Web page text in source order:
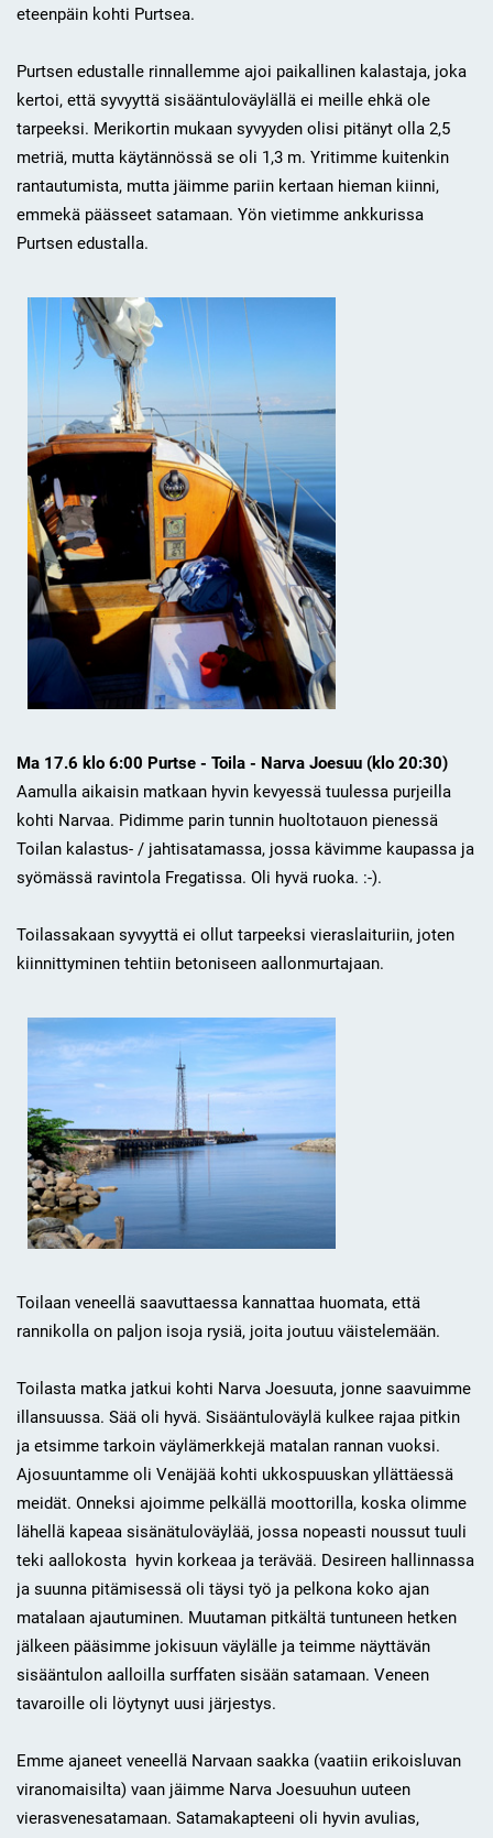
eteenpäin kohti Purtsea.
Purtsen edustalle rinnallemme ajoi paikallinen kalastaja, joka
kertoi, että syvyyttä sisääntuloväylällä ei meille ehkä ole
tarpeeksi. Merikortin mukaan syvyyden olisi pitänyt olla 2,5
metriä, mutta käytännössä se oli 1,3 m. Yritimme kuitenkin
rantautumista, mutta jäimme pariin kertaan hieman kiinni,
emmekä päässeet satamaan. Yön vietimme ankkurissa
Purtsen edustalla.
Ma 17.6 klo 6:00 Purtse - Toila - Narva Joesuu (klo 20:30)
Aamulla aikaisin matkaan hyvin kevyessä tuulessa purjeilla
kohti Narvaa. Pidimme parin tunnin huoltotauon pienessä
Toilan kalastus- / jahtisatamassa, jossa kävimme kaupassa ja
syömässä ravintola Fregatissa. Oli hyvä ruoka. :-).
Toilassakaan syvyyttä ei ollut tarpeeksi vieraslaituriin, joten
kiinnittyminen tehtiin betoniseen aallonmurtajaan.
Toilaan veneellä saavuttaessa kannattaa huomata, että
rannikolla on paljon isoja rysiä, joita joutuu väistelemään.
Toilasta matka jatkui kohti Narva Joesuuta, jonne saavuimme
illansuussa. Sää oli hyvä. Sisääntuloväylä kulkee rajaa pitkin
ja etsimme tarkoin väylämerkkejä matalan rannan vuoksi.
Ajosuuntamme oli Venäjää kohti ukkospuuskan yllättäessä
meidät. Onneksi ajoimme pelkällä moottorilla, koska olimme
lähellä kapeaa sisänätuloväylää, jossa nopeasti noussut tuuli
teki aallokosta hyvin korkeaa ja terävää. Desireen hallinnassa
ja suunna pitämisessä oli täysi työ ja pelkona koko ajan
matalaan ajautuminen. Muutaman pitkältä tuntuneen hetken
jälkeen pääsimme jokisuun väylälle ja teimme näyttävän
sisääntulon aalloilla surffaten sisään satamaan. Veneen
tavaroille oli löytynyt uusi järjestys.
Emme ajaneet veneellä Narvaan saakka (vaatiin erikoisluvan
viranomaisilta) vaan jäimme Narva Joesuuhun uuteen
vierasvenesatamaan. Satamakapteeni oli hyvin avulias,